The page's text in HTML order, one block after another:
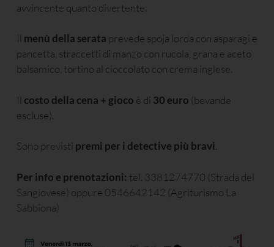
avvincente quanto divertente.
Il menù della serata prevede spoja lorda con asparagi e
pancetta, straccetti di manzo con rucola, grana e aceto
balsamico, tortino al cioccolato con crema inglese.
Il costo della cena + gioco è di 30 euro (bevande
escluse).
Sono previsti premi per i detective più bravi.
Per info e prenotazioni: tel. 3381274770 (Strada del
Sangiovese) oppure 0546642142 (Agriturismo La
Sabbiona)